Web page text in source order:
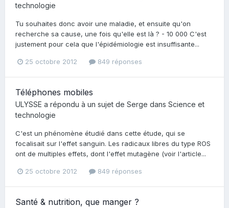
technologie
Tu souhaites donc avoir une maladie, et ensuite qu'on
recherche sa cause, une fois qu'elle est là ? - 10 000 C'est
justement pour cela que l'épidémiologie est insuffisante...
25 octobre 2012 849 réponses
Téléphones mobiles
ULYSSE a répondu à un sujet de Serge dans Science et
technologie
C'est un phénomène étudié dans cette étude, qui se
focalisait sur l'effet sanguin. Les radicaux libres du type ROS
ont de multiples effets, dont l'effet mutagène (voir l'article...
25 octobre 2012 849 réponses
Santé & nutrition, que manger ?